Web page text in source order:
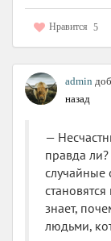
Нравится 5
admin
назад
—
правда
случайные
знает,
людьми,